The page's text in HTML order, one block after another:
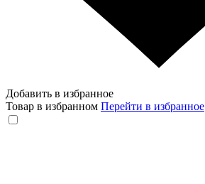
Добавить в избранное
Товар в избранном Перейти в избранное